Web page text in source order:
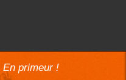
En primeur !